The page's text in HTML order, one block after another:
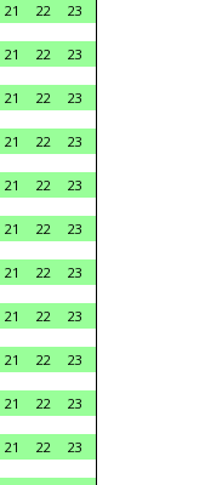
21 22
23
21 22
23
21 22
23
21 22
23
21 22
23
21 22
23
21 22
23
21 22
23
21 22
23
21 22
23
21 22
23